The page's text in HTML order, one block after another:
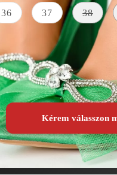
36 37 38
KÜLSŐ
ANYAG
Textil Anyag
Kérem válasszon
próba — nézd meg, hogy